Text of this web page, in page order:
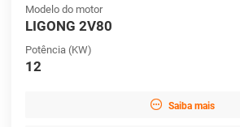
Modelo do motor
LIGONG 2V80
Potência (KW)
12
 Saiba mais